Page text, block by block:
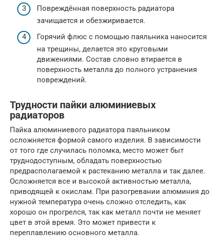
Повреждённая поверхность радиатора
зачищается и обезжиривается.
Горячий флюс с помощью паяльника наносится
на трещины, делается это круговыми
движениями. Состав словно втирается в
поверхность металла до полного устранения
повреждений.
Трудности пайки алюминиевых
радиаторов
Пайка алюминиевого радиатора паяльником
осложняется формой самого изделия. В зависимости
от того где случилась поломка, место может быт
труднодоступным, обладать поверхностью
предрасполагаемой к растеканию металла и так далее.
Осложняется все и высокой активностью металла,
приводящей к окислам. При разогревании алюминия до
нужной температура очень сложно отследить, как
хорошо он прогрелся, так как металл почти не меняет
цвет в этой время. Это может привести к
переплавлению основного металла.